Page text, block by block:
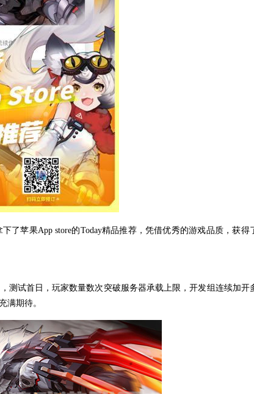
苹果App store的Today精品推荐，凭借优秀的游戏品质，获得
试首日，玩家数量数次突破服务器承载上限，开发组连续加开
满期待。